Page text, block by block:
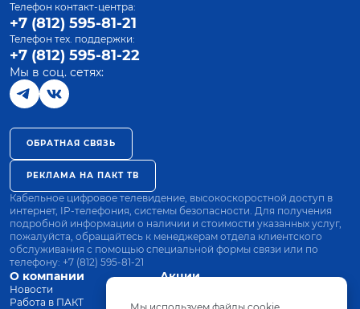
О компании
Новости
Работа в ПАКТ
Акции
Оплата
Телефон контакт-центра:
+7 (812) 595-81-21
Телефон тех. поддержки:
+7 (812) 595-81-22
Мы в соц. сетях:
ОБРАТНАЯ СВЯЗЬ
РЕКЛАМА НА ПАКТ ТВ
Кабельное цифровое телевидение, высокоскоростной доступ в
интернет, IP-телефония, системы безопасности. Для получения
подробной информации о наличии и стоимости указанных услуг,
пожалуйста, обращайтесь к менеджерам отдела клиентского
обслуживания с помощью специальной формы связи или по
телефону: +7 (812) 595-81-21